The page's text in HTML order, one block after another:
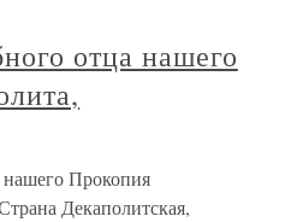
отца нашего
Прокопия
Декаполитская,